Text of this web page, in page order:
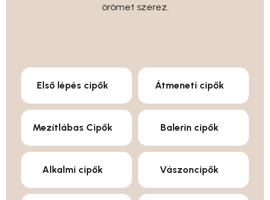
örömet szerez.
Első lépés cipők Átmeneti cipők
Mezítlábas Cipők Balerin cipők
Alkalmi cipők Vászoncipők